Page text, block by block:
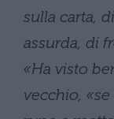
sulla carta,
assurda, di
«Ha visto
vecchio,